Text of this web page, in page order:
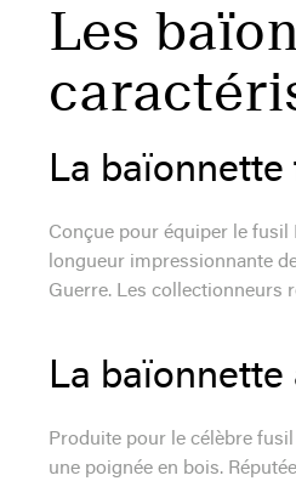
Les
La baïonnette
Conçue pour équiper le fusil
longueur impressionnante
Guerre. Les collectionneurs
La baïonnette
Produite pour le célèbre
une poignée en bois.